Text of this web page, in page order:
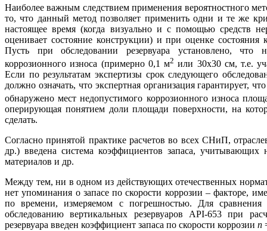
Наиболее важным следствием применения вероятностного
то, что данный метод позволяет применить одни и те же
настоящее время (когда визуально и с помощью средств
оценивает состояние конструкции) и при оценке
Пусть при обследовании резервуара установлено,
коррозионного износа (примерно 0,1 м2 или 30х30 см, т.е.
Если по результатам экспертизы срок следующего
должно означать, что экспертная организация гарантирует,
обнаружено мест недопустимого коррозионного износа
оперирующая понятием доли площади поверхности, на
сделать.
Согласно принятой практике расчетов во всех СНиП,
др.) введена система коэффициентов запаса, учитывающих
материалов и др.
Между тем, ни в одном из действующих отечественных
нет упоминания о запасе по скорости коррозии – факторе,
по времени, измеряемом с погрешностью. Для
обследованию вертикальных резервуаров API-653 при
резервуара введен коэффициент запаса по скорости коррозии n